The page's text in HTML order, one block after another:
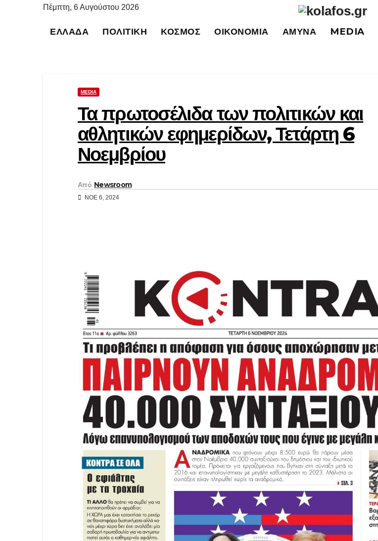
Πέμπτη, 6 Αυγούστου 2026
ΕΛΛΆΔΑ ΠΟΛΙΤΙΚΉ ΚΌΣΜΟΣ ΟΙΚΟΝΟΜΊΑ ΆΜΥΝΑ MEDIA
MEDIA
Τα πρωτοσέλιδα των πολιτικών και
αθλητικών εφημερίδων, Τετάρτη 6
Νοεμβρίου
Από Newsroom
ΝΟΈ 6, 2024